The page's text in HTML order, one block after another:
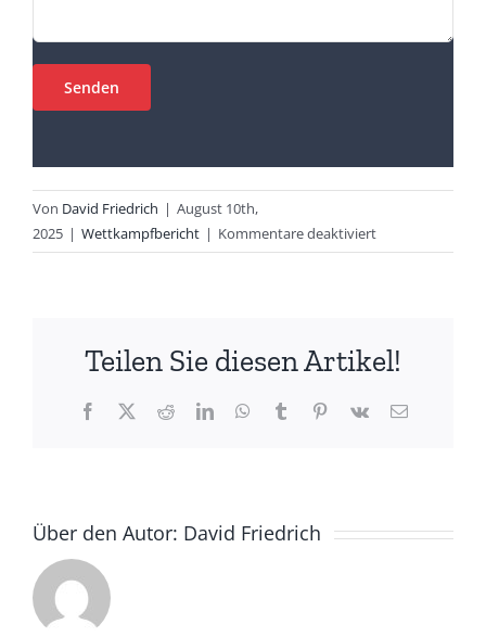
Von David Friedrich | August 10th,
2025 | Wettkampfbericht | Kommentare deaktiviertfür
Voller
Teilen Sie diesen Artikel!
Facebook
X RedditLinkedInWhatsApp
TumblrPinterest
Vk
E-
Über den Autor: David Friedrich